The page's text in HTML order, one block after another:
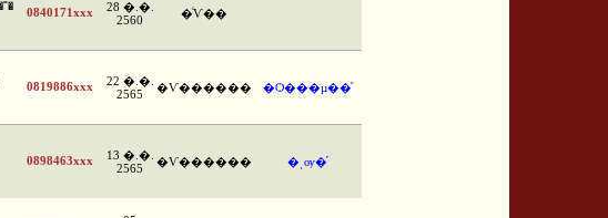
0840171xxx
28 �.�.
2560
�ͨѴ��
0819886xxx
22 �.�.
2565
�Ѵ������ �Ѻ���µ��ͧ
0898463xxx
13 �.�.
2565
�Ѵ������ �ͺѹ�֡